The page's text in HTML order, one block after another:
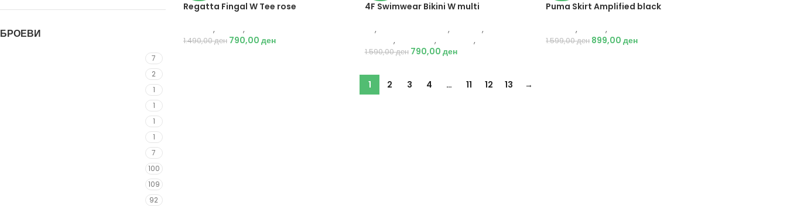
БРОЕВИ
7
2
1
1
1
1
7
100
109
92
Regatta Fingal W Tee rose
, ,
1.490,00ден 790,00 ден
4F Swimwear Bikini W multi
, , ,
, , ,
1.590,00ден 790,00 ден
Puma Skirt Amplified black
Текстил, Маици,
1.599,00ден 899,00ден
1 2 3 4 … 11 12 13 →